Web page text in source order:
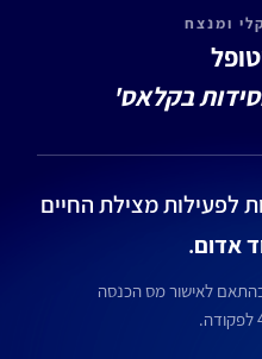
ומנצח
בקלאס'
לפעילות מצילת החיים
אדום.
לאישור מס הכנסה